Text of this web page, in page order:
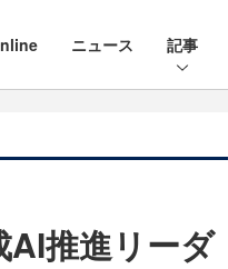
ニュース 記事
推進リーダ